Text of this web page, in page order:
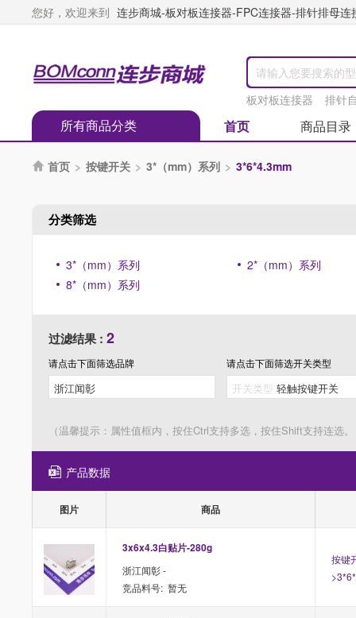
您好，欢迎来到 连步商城-板对板连接器-FPC连接器-排针排母
板对板连接器 排针
所有商品分类 首页 商品目录
 首页 > 按键开关 > 3*（mm）系列 > 3*6*4.3mm
分类筛选
3*（mm）系列
2*（mm）系列
8*（mm）系列
过滤结果 : 2
请点击下面筛选品牌 请点击下面筛选开关类型
（温馨提示：属性值框内，按住Ctrl支持多选，按住Shift支持连选
产品数据
图片 商品
3x6x4.3白贴片-280g
浙江闻彰 -
竞品料号: 暂无
按键